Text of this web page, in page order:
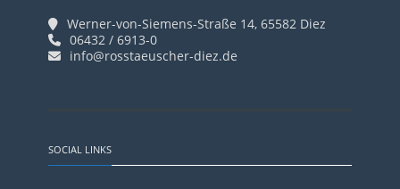
Werner-von-Siemens-Straße 14, 65582 Diez
06432 / 6913-0
info@rosstaeuscher-diez.de
SOCIAL LINKS